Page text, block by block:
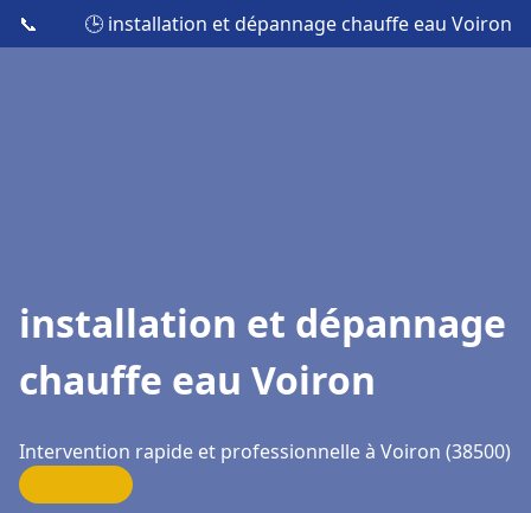
📞 🕒 installation et dépannage chauffe eau Voiron
installation et dépannage
chauffe eau Voiron
Intervention rapide et professionnelle à Voiron (38500)